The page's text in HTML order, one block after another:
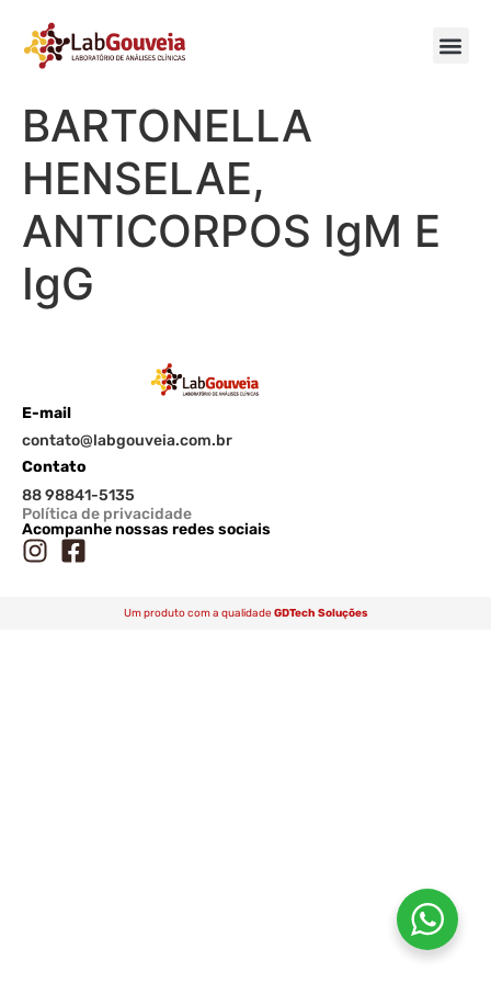
BARTONELLA
HENSELAE,
ANTICORPOS IgM E
IgG
E-mail
contato@labgouveia.com.br
Contato
88 98841-5135
Política de privacidade
Acompanhe nossas redes sociais
Um produto com a qualidade GDTech Soluções